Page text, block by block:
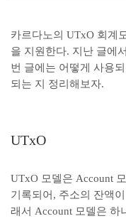
카르다노의 UTxO 회계
을 지원한다. 지난 글에
번 글에는 어떻게 사용
되는 지 정리해보자.
UTxO
UTxO 모델은 Account
기록되어, 주소의 잔액
래서 Account 모델은 하